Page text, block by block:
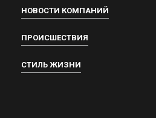
НОВОСТИ КОМПАНИЙ
ПРОИСШЕСТВИЯ
СТИЛЬ ЖИЗНИ